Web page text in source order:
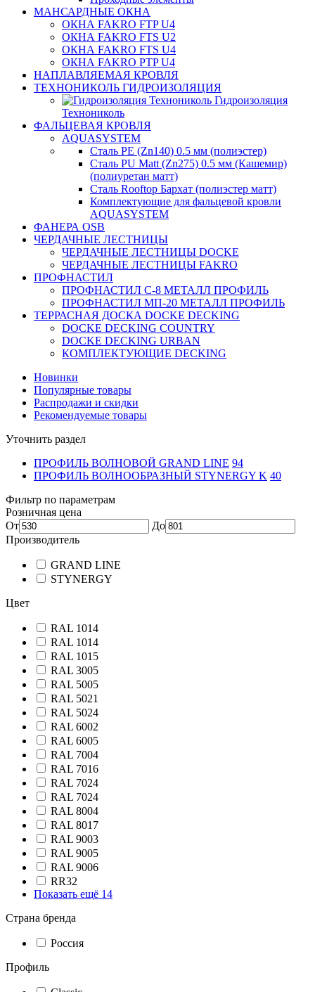
МАНСАРДНЫЕ ОКНА
ОКНА FAKRO FTP U4
ОКНА FAKRO FTS U2
ОКНА FAKRO FTS U4
ОКНА FAKRO PTP U4
НАПЛАВЛЯЕМАЯ КРОВЛЯ
ТЕХНОНИКОЛЬ ГИДРОИЗОЛЯЦИЯ
Гидроизоляция
Технониколь
ФАЛЬЦЕВАЯ КРОВЛЯ
AQUASYSTEM
Сталь PE (Zn140) 0.5 мм (полиэстер)
Сталь PU Matt (Zn275) 0.5 мм (Кашемир)
(полиуретан матт)
Сталь Rooftop Бархат (полиэстер матт)
Комплектующие для фальцевой кровли
AQUASYSTEM
ФАНЕРА OSB
ЧЕРДАЧНЫЕ ЛЕСТНИЦЫ
ЧЕРДАЧНЫЕ ЛЕСТНИЦЫ DOCKE
ЧЕРДАЧНЫЕ ЛЕСТНИЦЫ FAKRO
ПРОФНАСТИЛ
ПРОФНАСТИЛ C-8 МЕТАЛЛ ПРОФИЛЬ
ПРОФНАСТИЛ МП-20 МЕТАЛЛ ПРОФИЛЬ
ТЕРРАСНАЯ ДОСКА DOCKE DECKING
DOCKE DECKING COUNTRY
DOCKE DECKING URBAN
КОМПЛЕКТУЮЩИЕ DECKING
Новинки
Популярные товары
Распродажи и скидки
Рекомендуемые товары
Уточнить раздел
ПРОФИЛЬ ВОЛНОВОЙ GRAND LINE 94
ПРОФИЛЬ ВОЛНООБРАЗНЫЙ STYNERGY K 40
Фильтр по параметрам
Розничная цена
От
До
Производитель
GRAND LINE
STYNERGY
Цвет
RAL 1014
RAL 1014
RAL 1015
RAL 3005
RAL 5005
RAL 5021
RAL 5024
RAL 6002
RAL 6005
RAL 7004
RAL 7016
RAL 7024
RAL 7024
RAL 8004
RAL 8017
RAL 9003
RAL 9005
RAL 9006
RR32
Показать ещё 14
Страна бренда
Россия
Профиль